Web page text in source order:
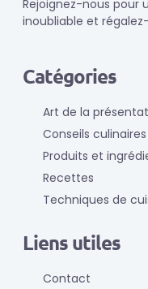
Rejoignez-nous pour
inoubliable et
Catégories
Art de la
Conseils culinaires
Produits et
Recettes
Techniques de
Liens utiles
Contact